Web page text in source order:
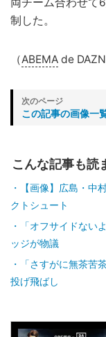
両チーム合わせて
制した。
（ABEMA de
この記事の画像一
こんな記事も読
【画像】広島・中
クトシュート
「オフサイドない
ッジが物議
「さすがに無茶苦
投げ飛ばし